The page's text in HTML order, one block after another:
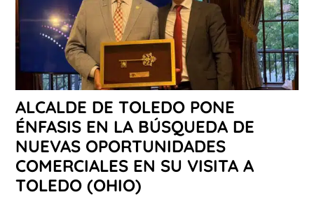
ALCALDE DE TOLEDO PONE
ÉNFASIS EN LA BÚSQUEDA DE
NUEVAS OPORTUNIDADES
COMERCIALES EN SU VISITA A
TOLEDO (OHIO)